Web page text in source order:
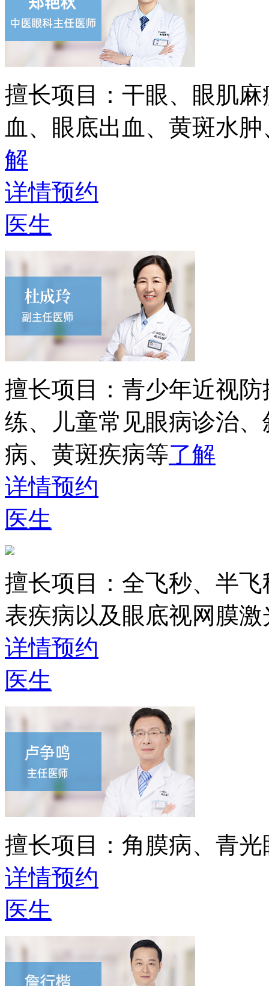
擅长项目： 干眼、眼肌
血、眼底出血、黄斑水
解
详情预约
医生
擅长项目： 青少年近视
练、儿童常见眼病诊治
病、黄斑疾病等了解
详情预约
医生
擅长项目： 全飞秒、半
表疾病以及眼底视网膜激
详情预约
医生
擅长项目： 角膜病、青
详情预约
医生